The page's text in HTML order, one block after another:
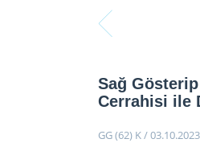
Sağ Gösterip
Cerrahisi ile
GG (62) K /